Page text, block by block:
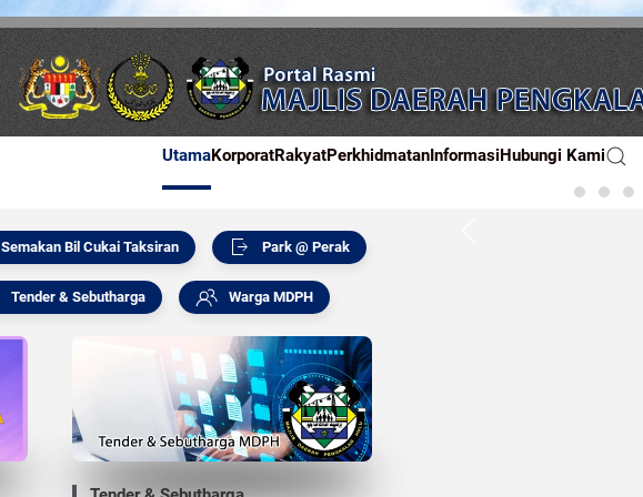
UtamaKorporatRakyatPerkhidmatanInformasiHubungi Kami
Semakan Bil Cukai Taksiran Park @ Perak
Tender & Sebutharga Warga MDPH